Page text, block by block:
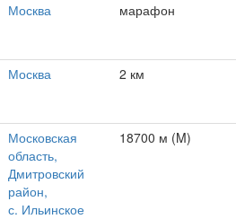
Москва марафон
Москва 2 км
Московская
область,
Дмитровский
район,
с. Ильинское
18700 м (M)